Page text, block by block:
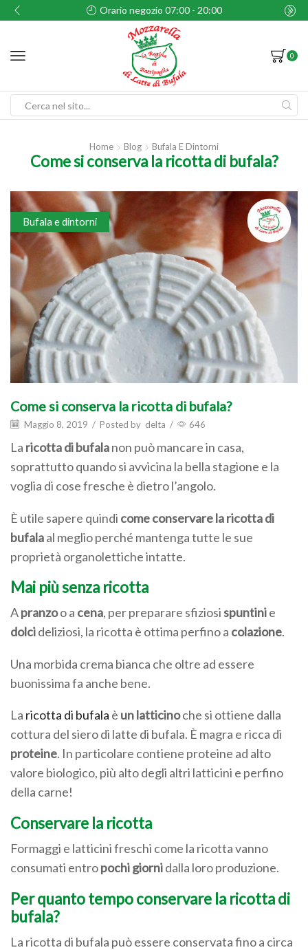
Orario negozio 07:00 - 20:00
0
Home Blog Bufala E Dintorni
Come si conserva la ricotta di bufala?
Bufala e dintorni
Come si conserva la ricotta di bufala?
Maggio 8, 2019 / Posted by delta / 646
La ricotta di bufalanon può mancare in casa,
soprattutto quando si avvicina la bella stagione e la
voglia di cose fresche è dietro l’angolo.
È utile sapere quindi come conservare la ricotta di
bufalaal meglio perché mantenga tutte le sue
proprietà organolettiche intatte.
Mai più senza ricotta
Apranzoo a cena, per preparare sfiziosi spuntinie
dolcideliziosi, la ricotta è ottima perfino a colazione.
Una morbida crema bianca che oltre ad essere
buonissima fa anche bene.
La ricotta di bufala è un latticinoche si ottiene dalla
cottura del siero di latte di bufala. È magra e ricca di
proteine. In particolare contiene proteine ad alto
valore biologico, più alto degli altri latticini e perfino
della carne!
Conservare la ricotta
Formaggi e latticini freschi come la ricotta vanno
consumati entropochi giornidalla loro produzione.
Per quanto tempo conservare la ricotta di
bufala?
La ricotta di bufala può essere conservata fino a circa